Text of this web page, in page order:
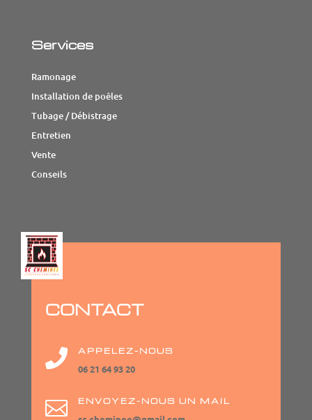
Services
Ramonage
Installation de poêles
Tubage / Débistrage
Entretien
Vente
Conseils
CONTACT
 APPELEZ-NOUS
06 21 64 93 20
 ENVOYEZ-NOUS UN MAIL